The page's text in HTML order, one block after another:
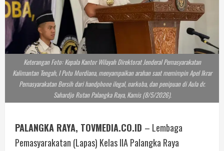
Keterangan Foto: Kepala Kantor Wilayah Direktorat Jenderal Pemasyarakatan
Kalimantan Tengah, I Putu Murdiana, menyampaikan arahan saat memimpin Apel Ikrar
Pemasyarakatan Bersih dari handphone ilegal, narkoba, dan penipuan di Aula dr.
Sahardjo Rutan Palangka Raya, Kamis (8/5/2026).
PALANGKA RAYA, TOVMEDIA.CO.ID – Lembaga
Pemasyarakatan (Lapas) Kelas IIA Palangka Raya